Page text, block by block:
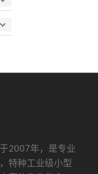
2007年，是专业
特种工业级小型